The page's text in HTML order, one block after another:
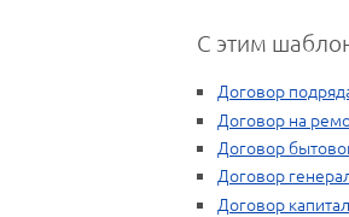
С этим
Договор
Договор на
Договор
Договор
Договор